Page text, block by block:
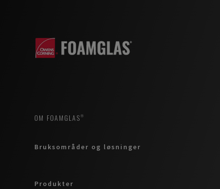
OM FOAMGLAS®
Bruksområder og løsninger
Produkter